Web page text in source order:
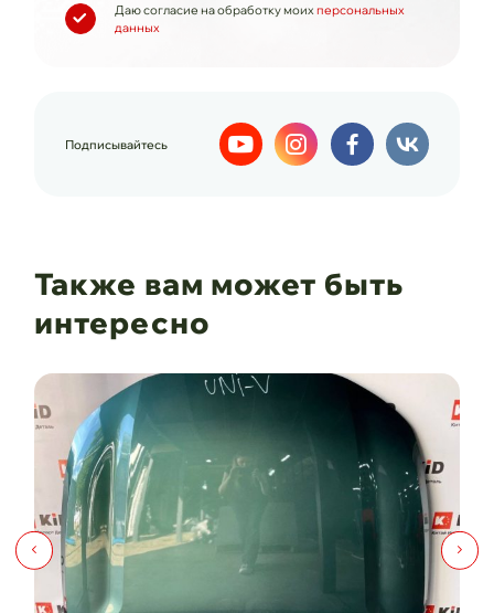
Даю согласие на обработку моих персональных
данных
Подписывайтесь
Также вам может быть
интересно